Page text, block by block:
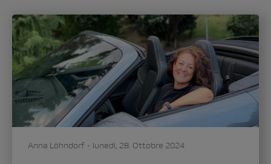
Anna Löhndorf lunedì, 28. Ottobre 2024